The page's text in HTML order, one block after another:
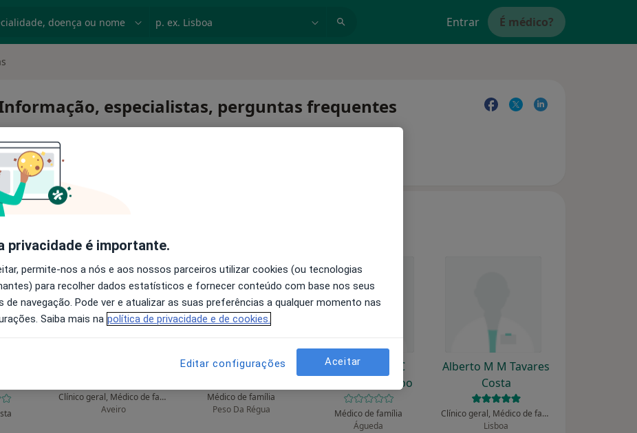
Entrar É médico?
especialistas, perguntas frequentes
P L
Clínico geral, Médico de família
Aveiro
Abílio C Costa Araújo
Médico de família
Peso Da Régua
Agostinho A C
Carvalheira Lobo
Médico de família
Águeda
Alberto M M Tavares
Costa
Clínico geral, Médico de família
Lisboa
privacidade é importante.
permite-nos a nós e aos nossos parceiros utilizar cookies (ou tecnologias
para recolher dados estatísticos e fornecer conteúdo com base nos seus
de navegação. Pode ver e atualizar as suas preferências a qualquer momento nas
Saiba mais na política de privacidade e de cookies.
Editar configurações Aceitar